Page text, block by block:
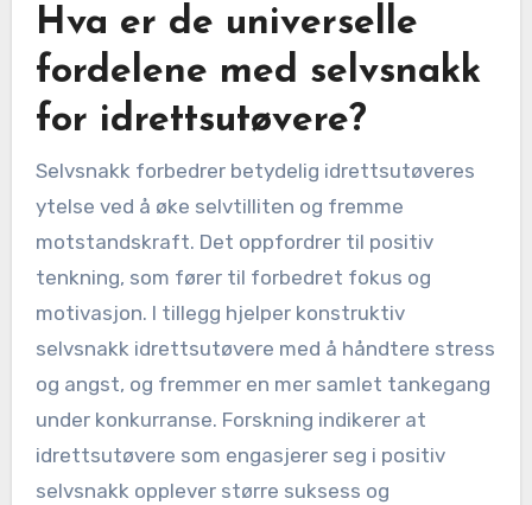
Hva er de universelle
fordelene med selvsnakk
for idrettsutøvere?
Selvsnakk forbedrer betydelig idrettsutøveres
ytelse ved å øke selvtilliten og fremme
motstandskraft. Det oppfordrer til positiv
tenkning, som fører til forbedret fokus og
motivasjon. I tillegg hjelper konstruktiv
selvsnakk idrettsutøvere med å håndtere stress
og angst, og fremmer en mer samlet tankegang
under konkurranse. Forskning indikerer at
idrettsutøvere som engasjerer seg i positiv
selvsnakk opplever større suksess og